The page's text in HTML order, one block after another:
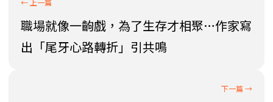
職場就像一齣戲，為了生存才相聚…作家寫
出「尾牙心路轉折」引共鳴